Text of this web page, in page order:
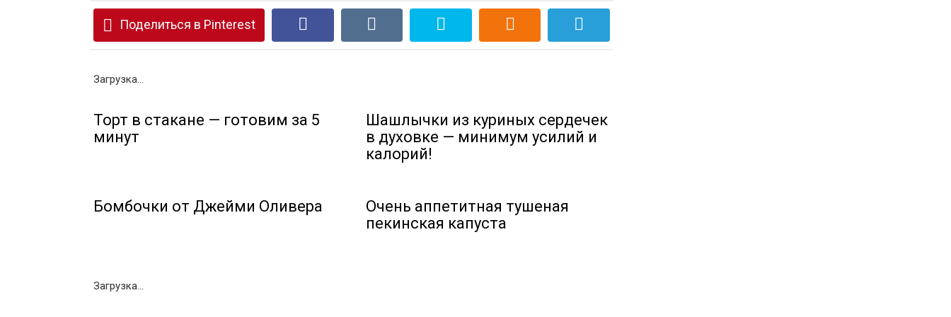
Поделиться в Pinterest
Загрузка...
Торт в стакане — готовим за 5
минут
Шашлычки из куриных сердечек
в духовке — минимум усилий и
калорий!
Бомбочки от Джейми Оливера
Очень аппетитная тушеная
пекинская капуста
Загрузка...